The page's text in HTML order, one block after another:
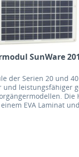
SunWare
der Serien 20 und
und leistungsfähiger
Die
EVA Laminat und